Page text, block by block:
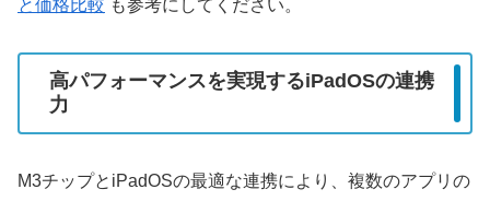
と価格比較 も参考にしてください。
高パフォーマンスを実現するiPadOSの連携
力
M3チップとiPadOSの最適な連携により、複数のアプリの